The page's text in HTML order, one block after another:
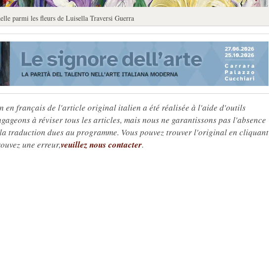
parmi les fleurs de Luisella Traversi Guerra
en français de l'article original italien a été réalisée à l'aide d'outils
à réviser tous les articles, mais nous ne garantissons pas l'absence
traduction dues au programme. Vous pouvez trouver l'original en cliquant
une erreur,veuillez nous contacter.